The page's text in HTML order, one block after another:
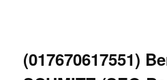
(017670617551)